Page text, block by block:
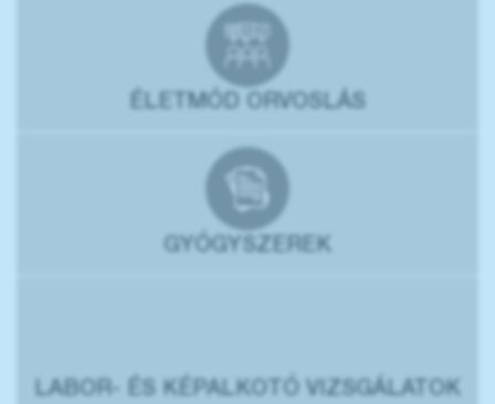
ÉLETMÓD ORVOSLÁS
GYÓGYSZEREK
LABOR- ÉS KÉPALKOTÓ VIZSGÁLATOK